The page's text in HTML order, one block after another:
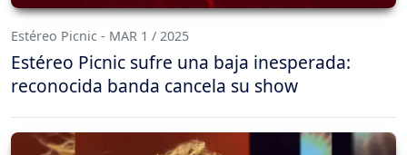
Estéreo Picnic - MAR 1 / 2025
Estéreo Picnic sufre una baja inesperada:
reconocida banda cancela su show